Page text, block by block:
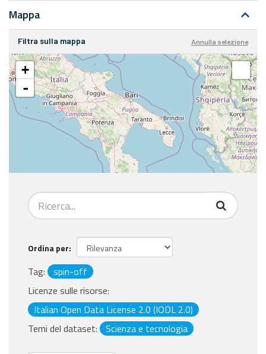
Mappa
Filtra sulla mappa Annulla selezione
+
-
Ordina per
Tag:
spin-off
Licenze sulle risorse:
Italian Open Data License 2.0 (IODL 2.0)
Temi del dataset:
Scienza e tecnologia